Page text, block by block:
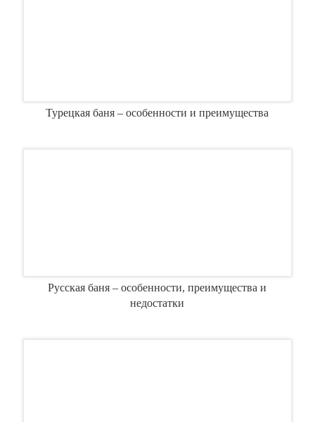
Турецкая баня – особенности и преимущества
Русская баня – особенности, преимущества и
недостатки